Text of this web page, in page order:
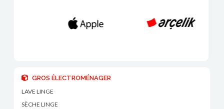
GROS ÉLECTROMÉNAGER
LAVE LINGE
SÈCHE LINGE